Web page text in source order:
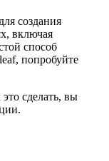
создания
включая
способ
попробуйте
сделать, вы